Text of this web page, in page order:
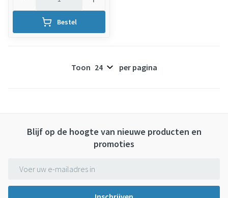
Bestel
Toon per pagina
Blijf op de hoogte van nieuwe producten en
promoties